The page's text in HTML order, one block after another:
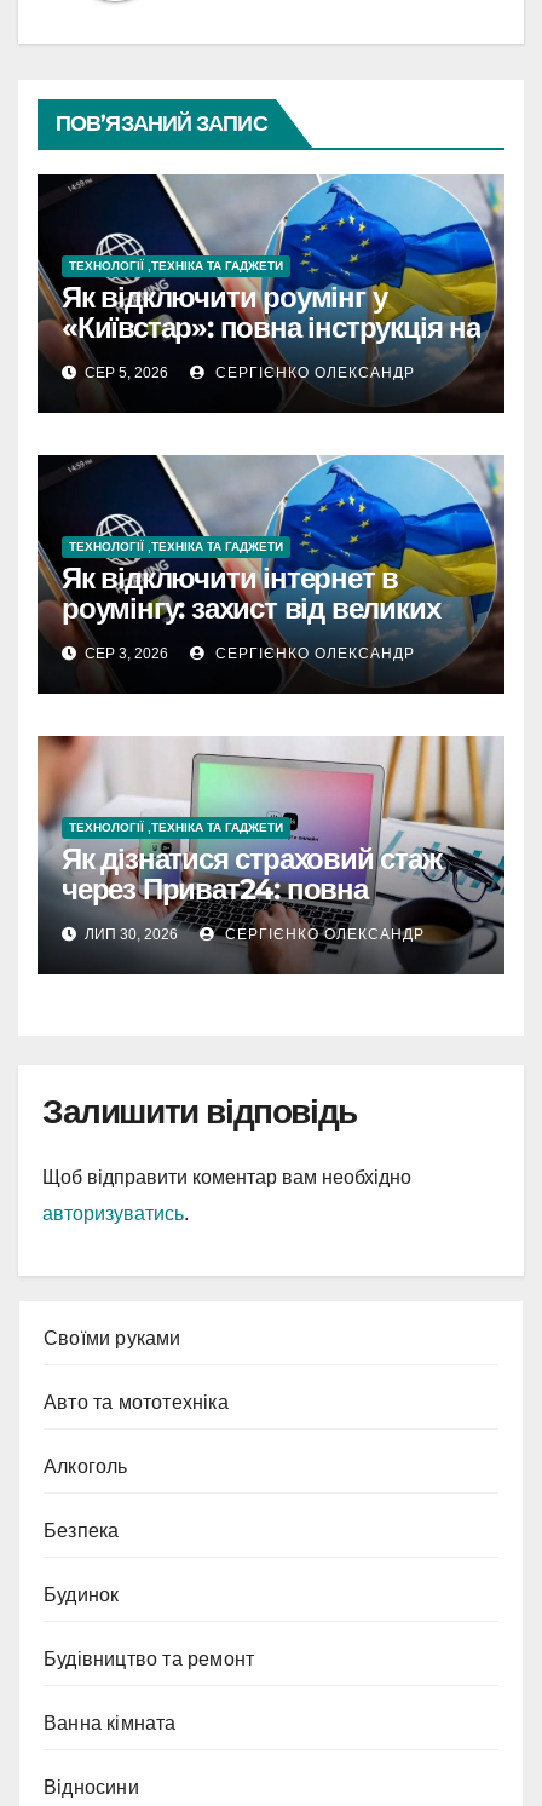
ПОВ’ЯЗАНИЙ ЗАПИС
ТЕХНОЛОГІЇ ,ТЕХНІКА ТА ГАДЖЕТИ
Як відключити роумінг у
«Київстар»: повна інструкція на
2026 рік
СЕР 5, 2026 СЕРГІЄНКО ОЛЕКСАНДР
ТЕХНОЛОГІЇ ,ТЕХНІКА ТА ГАДЖЕТИ
Як відключити інтернет в
роумінгу: захист від великих
рахунків
СЕР 3, 2026 СЕРГІЄНКО ОЛЕКСАНДР
ТЕХНОЛОГІЇ ,ТЕХНІКА ТА ГАДЖЕТИ
Як дізнатися страховий стаж
через Приват24: повна
інструкція
ЛИП 30, 2026 СЕРГІЄНКО ОЛЕКСАНДР
Залишити відповідь
Щоб відправити коментар вам необхідно
авторизуватись.
Cвоїми руками
Авто та мототехніка
Алкоголь
Безпека
Будинок
Будівництво та ремонт
Ванна кімната
Відносини